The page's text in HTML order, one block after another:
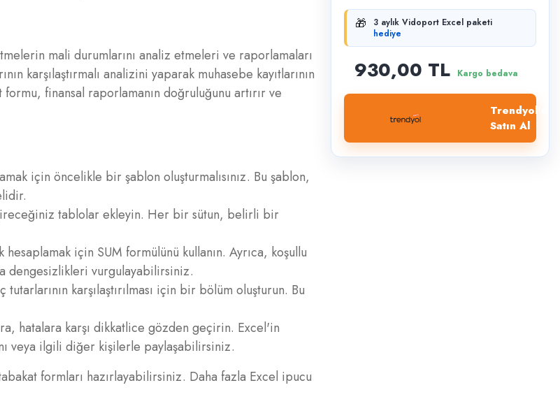
mali durumlarını analiz etmeleri ve raporlamaları
karşılaştırmalı analizini yaparak muhasebe kayıtlarının
finansal raporlamanın doğruluğunu artırır ve
için öncelikle bir şablon oluşturmalısınız. Bu şablon,
tablolar ekleyin. Her bir sütun, belirli bir
için SUM formülünü kullanın. Ayrıca, koşullu
dengesizlikleri vurgulayabilirsiniz.
karşılaştırılması için bir bölüm oluşturun. Bu
hatalara karşı dikkatlice gözden geçirin. Excel'in
veya ilgili diğer kişilerle paylaşabilirsiniz.
formları hazırlayabilirsiniz. Daha fazla Excel ipucu
🎁
3 aylık Vidoport Excel paketi
hediye
930,00 TL Kargo bedava
Trendyol'dan
Satın Al